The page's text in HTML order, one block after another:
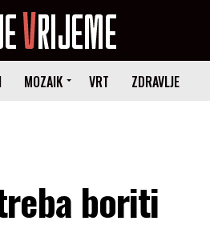
MOZAIK VRT ZDRAVLJE
boriti